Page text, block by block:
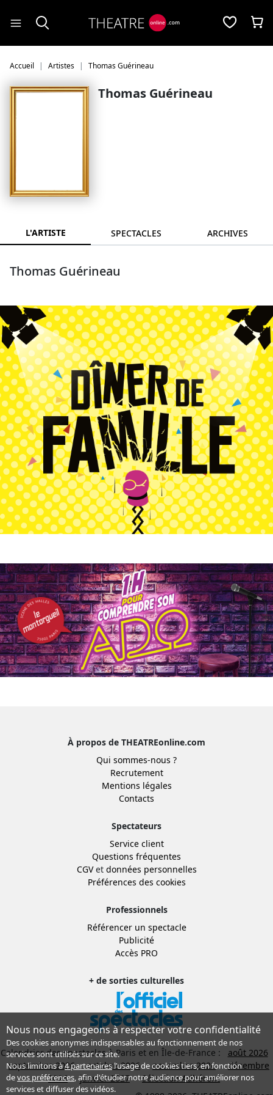
Accueil Artistes Thomas Guérineau
Thomas Guérineau
L'ARTISTE SPECTACLES ARCHIVES
Thomas Guérineau
À propos de THEATREonline.com
Qui sommes-nous ?
Recrutement
Mentions légales
Contacts
Spectateurs
Service client
Questions fréquentes
CGVet données personnelles
Préférences des cookies
Professionnels
Référencer un spectacle
Publicité
Accès PRO
+ de sorties culturelles
Calendrier des spectacles à Paris et en Île-de-France :
août 2026
septembre 2026
octobre 2026 novembre 2026
décembre
2026
janvier 2027
Sélection Adhérent
Nous nous engageons à respecter votre confidentialité
Des cookies anonymes indispensables au fonctionnement de nos
services sont utilisés sur ce site.
Nous limitons à4 partenairesl’usage de cookies tiers, en fonction
devos préférences, afin d'étudier notre audience pour améliorer nos
services et diffuser des vidéos.